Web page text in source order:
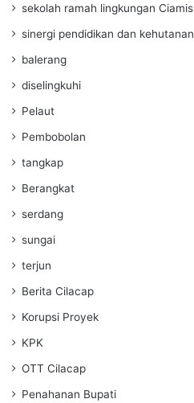
sekolah ramah lingkungan Ciamis
sinergi pendidikan dan kehutanan
balerang
diselingkuhi
Pelaut
Pembobolan
tangkap
Berangkat
serdang
sungai
terjun
Berita Cilacap
Korupsi Proyek
KPK
OTT Cilacap
Penahanan Bupati